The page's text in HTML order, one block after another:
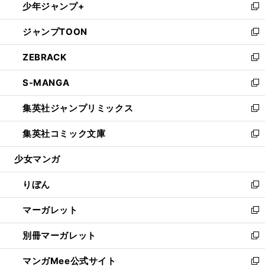
く
で
開
く
ド
ウ
で
開
く
ィ
ン
ド
ウ
で
開
く
い
ウ
ィ
ン
ド
ウ
で
開
く
少年ジャンプ+
新
し
い
ウ
ィ
ン
ド
ウ
で
開
く
ジャンプTOON
新
し
い
ウ
ィ
ン
ド
ウ
で
開
ZEBRACK
新
し
い
ウ
ィ
ン
ド
ウ
開
く
S-MANGA
新
し
い
ウ
ィ
ン
ウ
で
開
く
集英社ジャンプリミックス
新
し
い
ウ
ン
ド
ウ
で
開
く
集英社コミック文庫
新
し
ウ
ィ
ン
ド
ウ
で
開
く
少女マンガ
りぼん
新
し
い
ウ
ィ
ン
ド
マーガレット
新
し
い
ウ
ィ
別冊マーガレット
新
し
い
マンガMee公式サイト
新